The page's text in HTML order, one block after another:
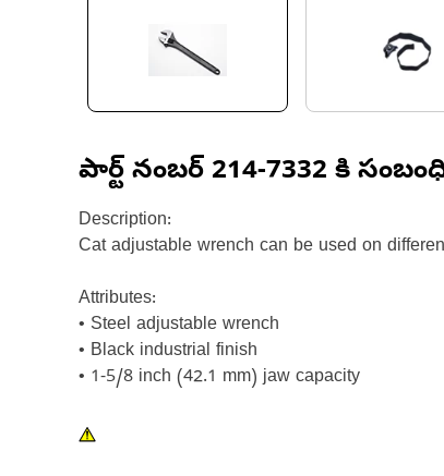
పార్ట్ నంబర్ 214-7332 కి
Description:
Cat adjustable wrench can be used on
Attributes:
• Steel adjustable wrench
• Black industrial finish
• 1-5/8 inch (42.1 mm) jaw capacity